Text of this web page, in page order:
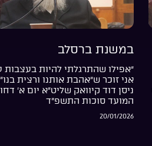
במשנת ברסלב
“אפילו שהתרגלתי להיות בעצבות
אני זוכר ש”אהבת אותנו ורצית
ניסן דוד קיוואק שליט”א יום א’
המועד סוכות התשפ”ד
20/01/2026